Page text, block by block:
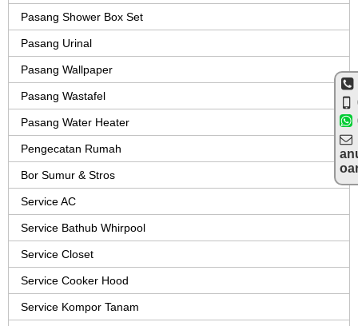
Pasang Shower Box Set
Pasang Urinal
Pasang Wallpaper
Pasang Wastafel
Pasang Water Heater
Pengecatan Rumah
Bor Sumur & Stros
Service AC
Service Bathub Whirpool
Service Closet
Service Cooker Hood
Service Kompor Tanam